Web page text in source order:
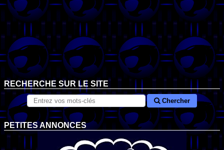
RECHERCHE SUR LE SITE
Chercher
PETITES ANNONCES